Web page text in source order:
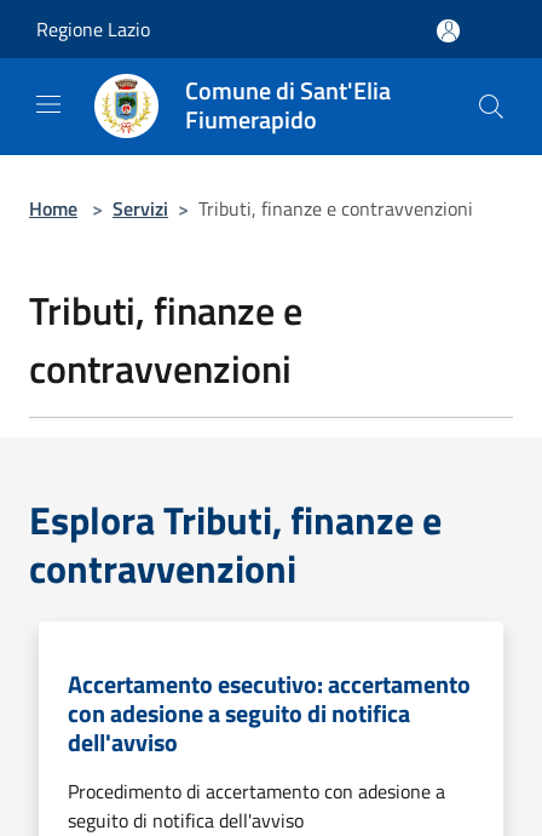
Regione Lazio
Comune di Sant'Elia
Fiumerapido
Home > Servizi > Tributi, finanze e contravvenzioni
Tributi, finanze e
contravvenzioni
Esplora Tributi, finanze e
contravvenzioni
Accertamento esecutivo: accertamento
con adesione a seguito di notifica
dell'avviso
Procedimento di accertamento con adesione a
seguito di notifica dell'avviso